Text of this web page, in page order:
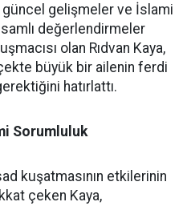
gelişmeler ve İslami
değerlendirmeler
olan Rıdvan Kaya,
büyük bir ailenin ferdi
hatırlattı.
Sorumluluk
kuşatmasının etkilerinin
çeken Kaya,